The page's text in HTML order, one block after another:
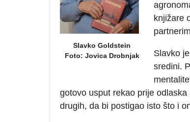
Slavko Goldstein
Foto: Jovica Drobnjak
knjižare
Slavko
sredini.
gotovo usput rekao prije
drugih, da bi postigao isto što i